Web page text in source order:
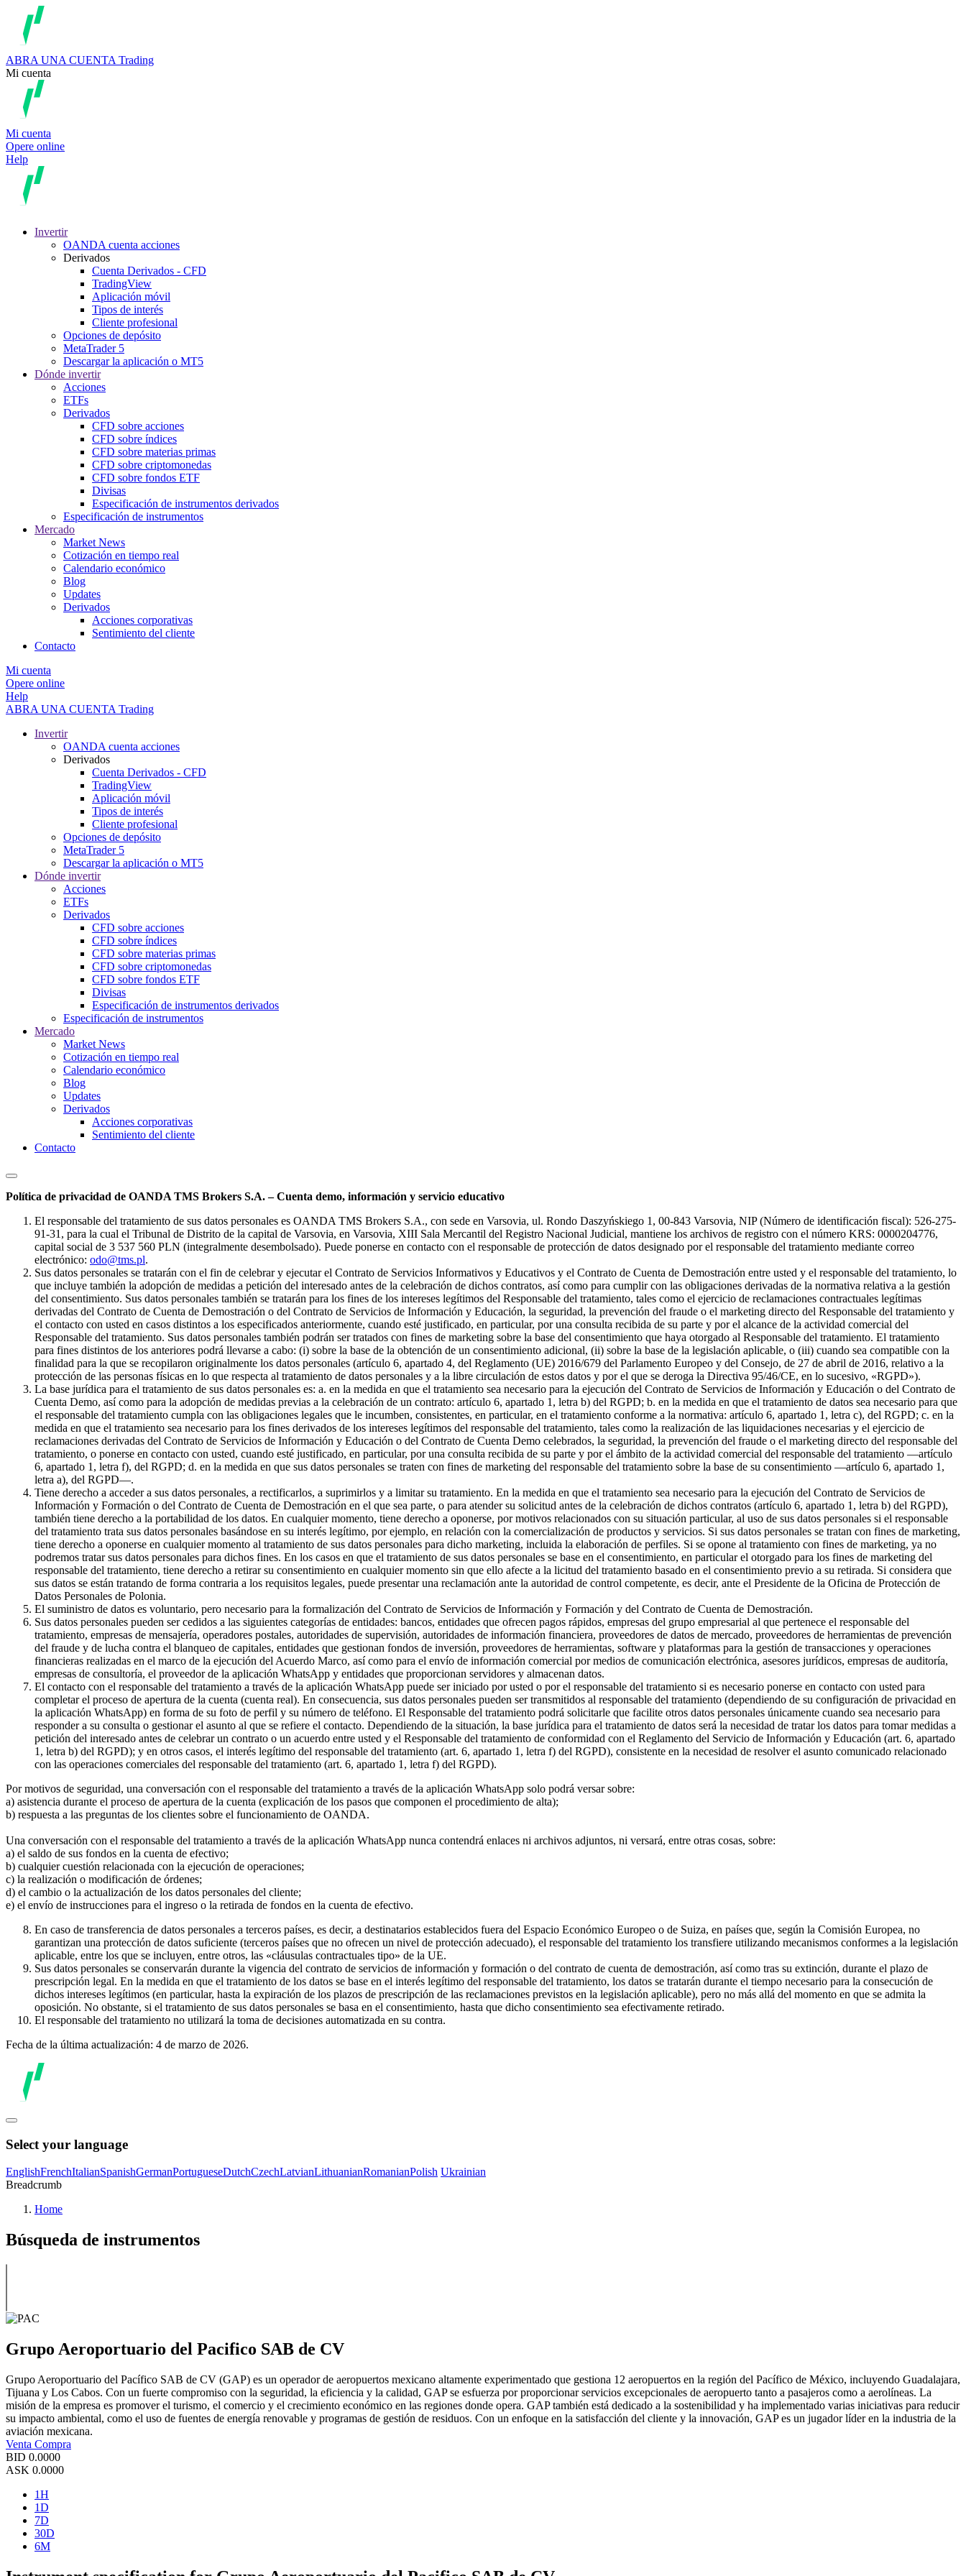
ABRA UNA CUENTA Trading
Mi cuenta
Mi cuenta
Opere online
Help
Invertir
OANDA cuenta acciones
Derivados
Cuenta Derivados - CFD
TradingView
Aplicación móvil
Tipos de interés
Cliente profesional
Opciones de depósito
MetaTrader 5
Descargar la aplicación o MT5
Dónde invertir
Acciones
ETFs
Derivados
CFD sobre acciones
CFD sobre índices
CFD sobre materias primas
CFD sobre criptomonedas
CFD sobre fondos ETF
Divisas
Especificación de instrumentos derivados
Especificación de instrumentos
Mercado
Market News
Cotización en tiempo real
Calendario económico
Blog
Updates
Derivados
Acciones corporativas
Sentimiento del cliente
Contacto
Mi cuenta
Opere online
Help
ABRA UNA CUENTA Trading
Invertir
OANDA cuenta acciones
Derivados
Cuenta Derivados - CFD
TradingView
Aplicación móvil
Tipos de interés
Cliente profesional
Opciones de depósito
MetaTrader 5
Descargar la aplicación o MT5
Dónde invertir
Acciones
ETFs
Derivados
CFD sobre acciones
CFD sobre índices
CFD sobre materias primas
CFD sobre criptomonedas
CFD sobre fondos ETF
Divisas
Especificación de instrumentos derivados
Especificación de instrumentos
Mercado
Market News
Cotización en tiempo real
Calendario económico
Blog
Updates
Derivados
Acciones corporativas
Sentimiento del cliente
Contacto
Política de privacidad de OANDA TMS Brokers S.A. – Cuenta demo, información y servicio educativo
El responsable del tratamiento de sus datos personales es OANDA TMS Brokers S.A., con sede en Varsovia, ul. Rondo Daszyńskiego 1, 00-843 Varsovia, NIP (Número de identificación fiscal): 526-275-
91-31, para la cual el Tribunal de Distrito de la capital de Varsovia, en Varsovia, XIII Sala Mercantil del Registro Nacional Judicial, mantiene los archivos de registro con el número KRS: 0000204776,
capital social de 3 537 560 PLN (integralmente desembolsado). Puede ponerse en contacto con el responsable de protección de datos designado por el responsable del tratamiento mediante correo
electrónico: odo@tms.pl.
Sus datos personales se tratarán con el fin de celebrar y ejecutar el Contrato de Servicios Informativos y Educativos y el Contrato de Cuenta de Demostración entre usted y el responsable del tratamiento, lo
que incluye también la adopción de medidas a petición del interesado antes de la celebración de dichos contratos, así como para cumplir con las obligaciones derivadas de la normativa relativa a la gestión
del consentimiento. Sus datos personales también se tratarán para los fines de los intereses legítimos del Responsable del tratamiento, tales como el ejercicio de reclamaciones contractuales legítimas
derivadas del Contrato de Cuenta de Demostración o del Contrato de Servicios de Información y Educación, la seguridad, la prevención del fraude o el marketing directo del Responsable del tratamiento y
el contacto con usted en casos distintos a los especificados anteriormente, cuando esté justificado, en particular, por una consulta recibida de su parte y por el alcance de la actividad comercial del
Responsable del tratamiento. Sus datos personales también podrán ser tratados con fines de marketing sobre la base del consentimiento que haya otorgado al Responsable del tratamiento. El tratamiento
para fines distintos de los anteriores podrá llevarse a cabo: (i) sobre la base de la obtención de un consentimiento adicional, (ii) sobre la base de la legislación aplicable, o (iii) cuando sea compatible con la
finalidad para la que se recopilaron originalmente los datos personales (artículo 6, apartado 4, del Reglamento (UE) 2016/679 del Parlamento Europeo y del Consejo, de 27 de abril de 2016, relativo a la
protección de las personas físicas en lo que respecta al tratamiento de datos personales y a la libre circulación de estos datos y por el que se deroga la Directiva 95/46/CE, en lo sucesivo, «RGPD»).
La base jurídica para el tratamiento de sus datos personales es: a. en la medida en que el tratamiento sea necesario para la ejecución del Contrato de Servicios de Información y Educación o del Contrato de
Cuenta Demo, así como para la adopción de medidas previas a la celebración de un contrato: artículo 6, apartado 1, letra b) del RGPD; b. en la medida en que el tratamiento de datos sea necesario para que
el responsable del tratamiento cumpla con las obligaciones legales que le incumben, consistentes, en particular, en el tratamiento conforme a la normativa: artículo 6, apartado 1, letra c), del RGPD; c. en la
medida en que el tratamiento sea necesario para los fines derivados de los intereses legítimos del responsable del tratamiento, tales como la realización de las liquidaciones necesarias y el ejercicio de
reclamaciones derivadas del Contrato de Servicios de Información y Educación o del Contrato de Cuenta Demo celebrados, la seguridad, la prevención del fraude o el marketing directo del responsable del
tratamiento, o ponerse en contacto con usted, cuando esté justificado, en particular, por una consulta recibida de su parte y por el ámbito de la actividad comercial del responsable del tratamiento —artículo
6, apartado 1, letra f), del RGPD; d. en la medida en que sus datos personales se traten con fines de marketing del responsable del tratamiento sobre la base de su consentimiento —artículo 6, apartado 1,
letra a), del RGPD—.
Tiene derecho a acceder a sus datos personales, a rectificarlos, a suprimirlos y a limitar su tratamiento. En la medida en que el tratamiento sea necesario para la ejecución del Contrato de Servicios de
Información y Formación o del Contrato de Cuenta de Demostración en el que sea parte, o para atender su solicitud antes de la celebración de dichos contratos (artículo 6, apartado 1, letra b) del RGPD),
también tiene derecho a la portabilidad de los datos. En cualquier momento, tiene derecho a oponerse, por motivos relacionados con su situación particular, al uso de sus datos personales si el responsable
del tratamiento trata sus datos personales basándose en su interés legítimo, por ejemplo, en relación con la comercialización de productos y servicios. Si sus datos personales se tratan con fines de marketing,
tiene derecho a oponerse en cualquier momento al tratamiento de sus datos personales para dicho marketing, incluida la elaboración de perfiles. Si se opone al tratamiento con fines de marketing, ya no
podremos tratar sus datos personales para dichos fines. En los casos en que el tratamiento de sus datos personales se base en el consentimiento, en particular el otorgado para los fines de marketing del
responsable del tratamiento, tiene derecho a retirar su consentimiento en cualquier momento sin que ello afecte a la licitud del tratamiento basado en el consentimiento previo a su retirada. Si considera que
sus datos se están tratando de forma contraria a los requisitos legales, puede presentar una reclamación ante la autoridad de control competente, es decir, ante el Presidente de la Oficina de Protección de
Datos Personales de Polonia.
El suministro de datos es voluntario, pero necesario para la formalización del Contrato de Servicios de Información y Formación y del Contrato de Cuenta de Demostración.
Sus datos personales pueden ser cedidos a las siguientes categorías de entidades: bancos, entidades que ofrecen pagos rápidos, empresas del grupo empresarial al que pertenece el responsable del
tratamiento, empresas de mensajería, operadores postales, autoridades de supervisión, autoridades de información financiera, proveedores de datos de mercado, proveedores de herramientas de prevención
del fraude y de lucha contra el blanqueo de capitales, entidades que gestionan fondos de inversión, proveedores de herramientas, software y plataformas para la gestión de transacciones y operaciones
financieras realizadas en el marco de la ejecución del Acuerdo Marco, así como para el envío de información comercial por medios de comunicación electrónica, asesores jurídicos, empresas de auditoría,
empresas de consultoría, el proveedor de la aplicación WhatsApp y entidades que proporcionan servidores y almacenan datos.
El contacto con el responsable del tratamiento a través de la aplicación WhatsApp puede ser iniciado por usted o por el responsable del tratamiento si es necesario ponerse en contacto con usted para
completar el proceso de apertura de la cuenta (cuenta real). En consecuencia, sus datos personales pueden ser transmitidos al responsable del tratamiento (dependiendo de su configuración de privacidad en
la aplicación WhatsApp) en forma de su foto de perfil y su número de teléfono. El Responsable del tratamiento podrá solicitarle que facilite otros datos personales únicamente cuando sea necesario para
responder a su consulta o gestionar el asunto al que se refiere el contacto. Dependiendo de la situación, la base jurídica para el tratamiento de datos será la necesidad de tratar los datos para tomar medidas a
petición del interesado antes de celebrar un contrato o un acuerdo entre usted y el Responsable del tratamiento de conformidad con el Reglamento del Servicio de Información y Educación (art. 6, apartado
1, letra b) del RGPD); y en otros casos, el interés legítimo del responsable del tratamiento (art. 6, apartado 1, letra f) del RGPD), consistente en la necesidad de resolver el asunto comunicado relacionado
con las operaciones comerciales del responsable del tratamiento (art. 6, apartado 1, letra f) del RGPD).
Por motivos de seguridad, una conversación con el responsable del tratamiento a través de la aplicación WhatsApp solo podrá versar sobre:
a) asistencia durante el proceso de apertura de la cuenta (explicación de los pasos que componen el procedimiento de alta);
b) respuesta a las preguntas de los clientes sobre el funcionamiento de OANDA.
Una conversación con el responsable del tratamiento a través de la aplicación WhatsApp nunca contendrá enlaces ni archivos adjuntos, ni versará, entre otras cosas, sobre:
a) el saldo de sus fondos en la cuenta de efectivo;
b) cualquier cuestión relacionada con la ejecución de operaciones;
c) la realización o modificación de órdenes;
d) el cambio o la actualización de los datos personales del cliente;
e) el envío de instrucciones para el ingreso o la retirada de fondos en la cuenta de efectivo.
En caso de transferencia de datos personales a terceros países, es decir, a destinatarios establecidos fuera del Espacio Económico Europeo o de Suiza, en países que, según la Comisión Europea, no
garantizan una protección de datos suficiente (terceros países que no ofrecen un nivel de protección adecuado), el responsable del tratamiento los transfiere utilizando mecanismos conformes a la legislación
aplicable, entre los que se incluyen, entre otros, las «cláusulas contractuales tipo» de la UE.
Sus datos personales se conservarán durante la vigencia del contrato de servicios de información y formación o del contrato de cuenta de demostración, así como tras su extinción, durante el plazo de
prescripción legal. En la medida en que el tratamiento de los datos se base en el interés legítimo del responsable del tratamiento, los datos se tratarán durante el tiempo necesario para la consecución de
dichos intereses legítimos (en particular, hasta la expiración de los plazos de prescripción de las reclamaciones previstos en la legislación aplicable), pero no más allá del momento en que se admita la
oposición. No obstante, si el tratamiento de sus datos personales se basa en el consentimiento, hasta que dicho consentimiento sea efectivamente retirado.
El responsable del tratamiento no utilizará la toma de decisiones automatizada en su contra.
Fecha de la última actualización: 4 de marzo de 2026.
Select your language
EnglishFrenchItalianSpanishGermanPortugueseDutchCzechLatvianLithuanianRomanianPolish Ukrainian
Breadcrumb
Home
Búsqueda de instrumentos
Grupo Aeroportuario del Pacifico SAB de CV
Grupo Aeroportuario del Pacífico SAB de CV (GAP) es un operador de aeropuertos mexicano altamente experimentado que gestiona 12 aeropuertos en la región del Pacífico de México, incluyendo Guadalajara,
Tijuana y Los Cabos. Con un fuerte compromiso con la seguridad, la eficiencia y la calidad, GAP se esfuerza por proporcionar servicios excepcionales de aeropuerto tanto a pasajeros como a aerolíneas. La
misión de la empresa es promover el turismo, el comercio y el crecimiento económico en las regiones donde opera. GAP también está dedicado a la sostenibilidad y ha implementado varias iniciativas para reducir
su impacto ambiental, como el uso de fuentes de energía renovable y programas de gestión de residuos. Con un enfoque en la satisfacción del cliente y la innovación, GAP es un jugador líder en la industria de la
aviación mexicana.
Venta Compra
BID 0.0000
ASK 0.0000
1H
1D
7D
30D
6M